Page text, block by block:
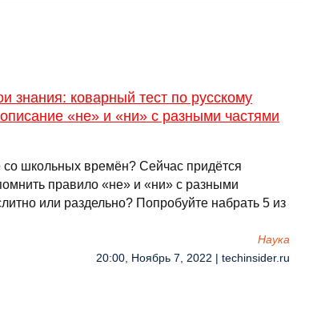
знания: коварный тест по русскому
«не» и «ни» с разными частями
школьных времён? Сейчас придётся
правило «не» и «ни» с разными
или раздельно? Попробуйте набрать 5 из
Наука
20:00, Ноябрь 7, 2022 | techinsider.ru